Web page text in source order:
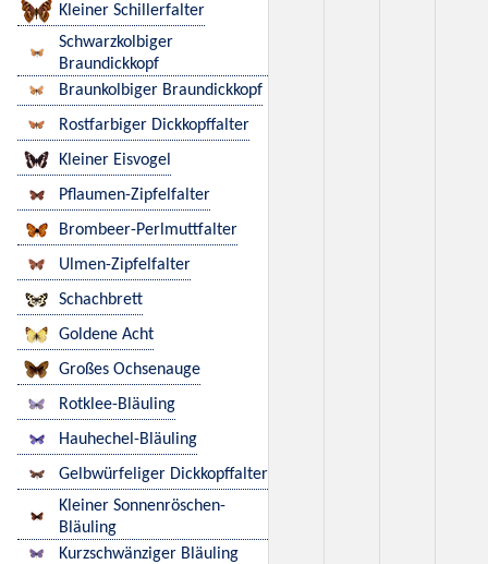
Kleiner Schillerfalter
Schwarzkolbiger
Braundickkopf
Braunkolbiger Braundickkopf
Rostfarbiger Dickkopffalter
Kleiner Eisvogel
Pflaumen-Zipfelfalter
Brombeer-Perlmuttfalter
Ulmen-Zipfelfalter
Schachbrett
Goldene Acht
Großes Ochsenauge
Rotklee-Bläuling
Hauhechel-Bläuling
Gelbwürfeliger Dickkopffalter
Kleiner Sonnenröschen-
Bläuling
Kurzschwänziger Bläuling